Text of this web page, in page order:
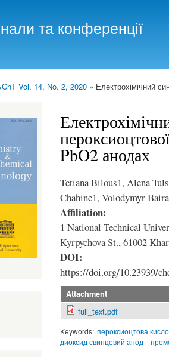
та конференції
Vol. 14, No. 2, 2020 » Електрохімічний
PbO2 анодах
Tetiana Bilous1, Alena
Chahine1, Volodymyr
Affiliation:
1 National Technical
Kyrpychova St., 61002
DOI:
https://doi.org/10.23939/
Attachment
full_text.pdf
Keywords: пероксиоцтова
диоксид свинцевий анод